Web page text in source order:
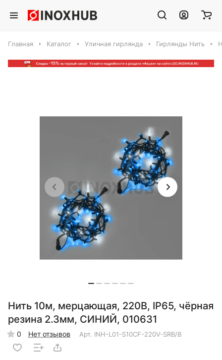
Главная Каталог Уличная гирлянда Гирлянды Нить
Нить 10м, мерцающая, 220В, IP65, чёрная
резина 2.3мм, СИНИЙ, 010631
0 Нет отзывов Арт. INH-L01-S10CF-220V-SRB/B